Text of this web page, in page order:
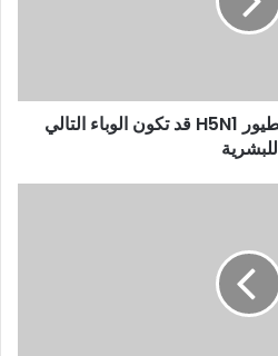
خبراء يحذرون: إنفلونزا الطيور H5N1 قد تكون الوباء التالي
للبشرية